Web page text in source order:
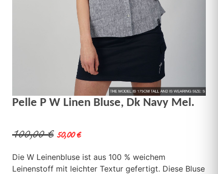
Pelle P W Linen Bluse, Dk Navy Mel.
100,00€ 50,00€
Die W Leinenbluse ist aus 100 % weichem
Leinenstoff mit leichter Textur gefertigt. Diese Bluse